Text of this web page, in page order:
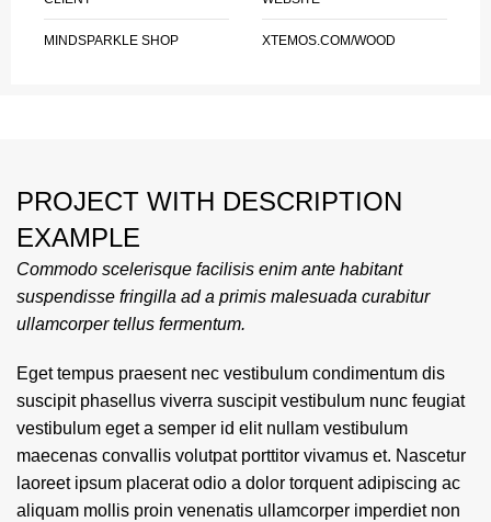
MINDSPARKLE SHOP XTEMOS.COM/WOOD
PROJECT WITH DESCRIPTION
EXAMPLE
Commodo scelerisque facilisis enim ante habitant
suspendisse fringilla ad a primis malesuada curabitur
ullamcorper tellus fermentum.
Eget tempus praesent nec vestibulum condimentum dis
suscipit phasellus viverra suscipit vestibulum nunc feugiat
vestibulum eget a semper id elit nullam vestibulum
maecenas convallis volutpat porttitor vivamus et. Nascetur
laoreet ipsum placerat odio a dolor torquent adipiscing ac
aliquam mollis proin venenatis ullamcorper imperdiet non